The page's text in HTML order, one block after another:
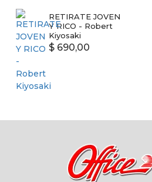
RETIRATE JOVEN
Y RICO - Robert
Kiyosaki
$ 690,00